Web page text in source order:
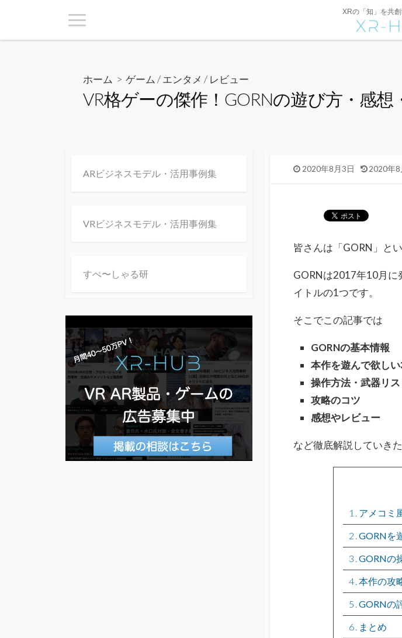
XRの「知」を共
ホーム > ゲーム / エンタメ / レビュー
VR格ゲーの傑作！GORNの遊び方・感想
2020年8月3日 2020年8
皆さんは「GORN」と
GORNは2017年10月に
イトルの1つです。
そこでこの記事では
GORNの基本情報
本作を遊んで欲し
操作方法・武器リス
攻略のコツ
感想やレビュー
など徹底解説していき
1 アメコミ
2 GORNを
3 GORNの
4 本作の攻
5 GORNの
6 まとめ
ARビジネスモデル・活用事例集
VRビジネスモデル・活用事例集
すぺ〜しゃる研